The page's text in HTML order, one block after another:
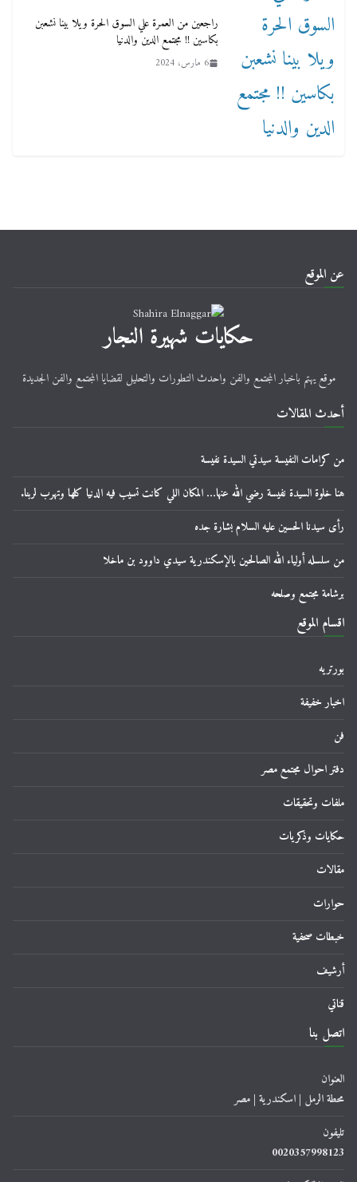
راجعين من العمرة علي السوق الحرة ويلا بينا نشعبن
بكاسين !! مجتمع الدين والدنيا
6 مارس، 2024
عن الموقع
حكايات شهيرة النجار
موقع يهتم باخبار المجتمع والفن واحدث التطورات والتحليل لقضايا المجتمع والفن الجديدة
أحدث المقالات
من كرامات النفيسة سيدتي السيدة نفيسة
هنا خلوة السيدة نفيسة رضي الله عنها… المكان اللي كانت تسيب فيه الدنيا كلها وتهرب لربنا.
رأى سيدنا الحسين عليه السلام بشارة جده
من سلسله أولياء الله الصالحين بالإسكندرية سيدي داوود بن ماخلا
برشامة مجتمع وصلحه
اقسام الموقع
بورتريه
اخبار خفيفة
فن
دفتر احوال مجتمع مصر
ملفات وتحقيقات
حكايات وذكريات
مقالات
حوارات
خبطات صحفية
أرشيف
قناتي
اتصل بنا
العنوان
محطة الرمل | اسكندرية | مصر
تليفون
0020357998123